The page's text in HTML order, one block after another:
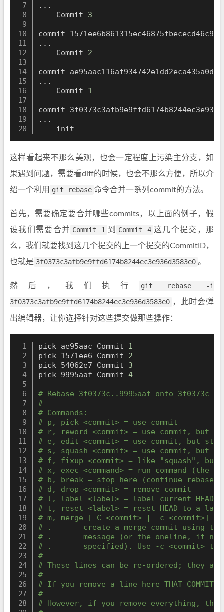
.. .
    Commit
3
.. .
    Commit
2
.. .
    Commit
1
.. .
    init
这样看起来不那么美观，也会一定程度上污染主分支，如
果遇到问题，需要看diff的时候，也会不那么方便，所以介
绍一个利用 git rebase 命令合并一系列commit的方法。
首先，需要确定要合并哪些commits，以上面的例子，假
设我们需要合并 Commit 1 到 Commit 4 这几个提交，那
么，我们就要找到这几个提交的上一个提交的CommitID，
也就是 3f0373c3afb9e9ffd6174b8244ec3e936d3583e0 。
然后，我们执行
git rebase -i
3f0373c3afb9e9ffd6174b8244ec3e936d3583e0 ，此时会弹
出编辑器，让你选择针对这些提交做那些操作：
pick ae95aac Commit 1
pick 1571ee6 Commit 2
pick 54062e7 Commit 3
pick 9995aaf Commit 4
# Rebase 3f0373c..9995aaf onto 3f0373c (4
#
# Commands:
# p, pick <commit> = use commit
# r, reword <commit> = use commit, but
# e, edit <commit> = use commit, but
# s, squash <commit> = use commit, but
# f, fixup <commit> = like "squash", but
# x, exec <command> = run command
# b, break = stop here (continue
# d, drop <commit> = remove commit
# l, label <label> = label current HEAD
# t, reset <label> = reset HEAD to a
# m, merge [-C <commit> | -c <commit>]
# .       create a merge commit using the
# .       message (or the oneline, if no
# .       specified). Use -c <commit> to
#
# These lines can be re-ordered; they
#
# If you remove a line here THAT COMMIT
#
# However, if you remove everything,